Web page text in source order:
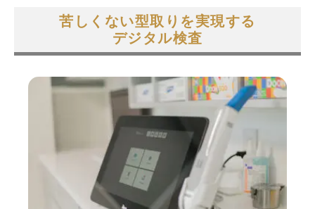
苦しくない型取りを実現する
デジタル検査